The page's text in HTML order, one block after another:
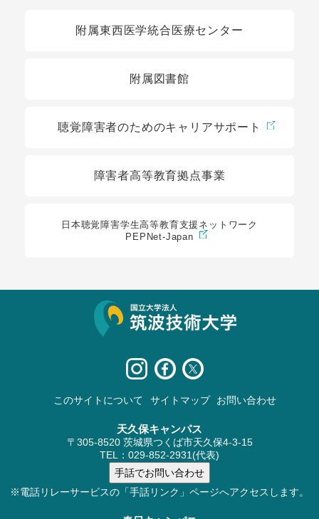
附属東西医学統合医療センター
附属図書館
聴覚障害者のためのキャリアサポート
障害者高等教育拠点事業
日本聴覚障害学生高等教育支援ネットワーク
PEPNet-Japan
このサイトについて サイトマップ お問い合わせ
天久保キャンパス
〒305-8520 茨城県つくば市天久保4-3-15
TEL：029-852-2931(代表)
※電話リレーサービスの「手話リンク」ページへアクセスします。